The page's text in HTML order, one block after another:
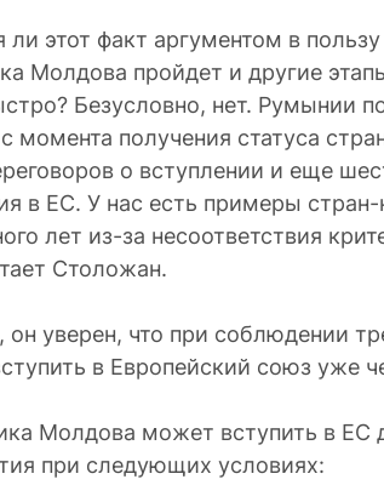
ли этот факт аргументом в пользу
Молдова пройдет и другие
Безусловно, нет. Румынии
момента получения статуса
о вступлении и еще
в ЕС. У нас есть примеры
лет из-за несоответствия
Столожан.
он уверен, что при соблюдении
в Европейский союз уже
Молдова может вступить в ЕС
при следующих условиях: